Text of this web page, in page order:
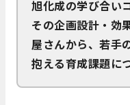
旭化成の学び合い
その企画設計・効
屋さんから、若手
抱える育成課題に